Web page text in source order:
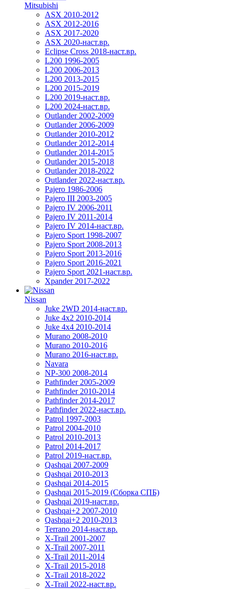
Mitsubishi
ASX 2010-2012
ASX 2012-2016
ASX 2017-2020
ASX 2020-наст.вр.
Eclipse Cross 2018-наст.вр.
L200 1996-2005
L200 2006-2013
L200 2013-2015
L200 2015-2019
L200 2019-наст.вр.
L200 2024-наст.вр.
Outlander 2002-2009
Outlander 2006-2009
Outlander 2010-2012
Outlander 2012-2014
Outlander 2014-2015
Outlander 2015-2018
Outlander 2018-2022
Outlander 2022-наст.вр.
Pajero 1986-2006
Pajero III 2003-2005
Pajero IV 2006-2011
Pajero IV 2011-2014
Pajero IV 2014-наст.вр.
Pajero Sport 1998-2007
Pajero Sport 2008-2013
Pajero Sport 2013-2016
Pajero Sport 2016-2021
Pajero Sport 2021-наст.вр.
Xpander 2017-2022
Nissan
Juke 2WD 2014-наст.вр.
Juke 4x2 2010-2014
Juke 4x4 2010-2014
Murano 2008-2010
Murano 2010-2016
Murano 2016-наст.вр.
Navara
NP-300 2008-2014
Pathfinder 2005-2009
Pathfinder 2010-2014
Pathfinder 2014-2017
Pathfinder 2022-наст.вр.
Patrol 1997-2003
Patrol 2004-2010
Patrol 2010-2013
Patrol 2014-2017
Patrol 2019-наст.вр.
Qashqai 2007-2009
Qashqai 2010-2013
Qashqai 2014-2015
Qashqai 2015-2019 (Сборка СПБ)
Qashqai 2019-наст.вр.
Qashqai+2 2007-2010
Qashqai+2 2010-2013
Terrano 2014-наст.вр.
X-Trail 2001-2007
X-Trail 2007-2011
X-Trail 2011-2014
X-Trail 2015-2018
X-Trail 2018-2022
X-Trail 2022-наст.вр.